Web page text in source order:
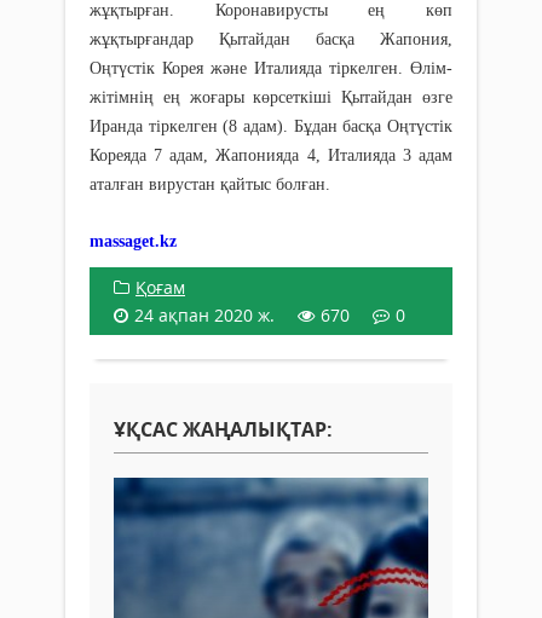
жұқтырған. Коронавирусты ең көп
жұқтырғандар Қытайдан басқа Жапония,
Оңтүстік Корея және Италияда тіркелген. Өлім-
жітімнің ең жоғары көрсеткіші Қытайдан өзге
Иранда тіркелген (8 адам). Бұдан басқа Оңтүстік
Кореяда 7 адам, Жапонияда 4, Италияда 3 адам
аталған вирустан қайтыс болған.
massaget.kz
Қоғам
24 ақпан 2020 ж.
670 0
ҰҚСАС ЖАҢАЛЫҚТАР: